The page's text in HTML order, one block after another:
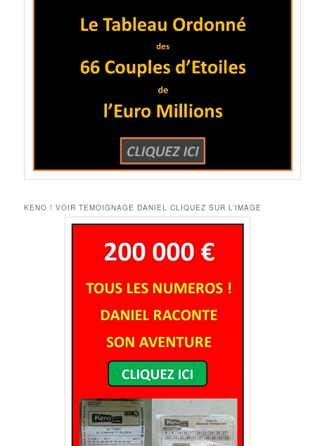
KENO ! VOIR TEMOIGNAGE DANIEL CLIQUEZ SUR L’IMAGE